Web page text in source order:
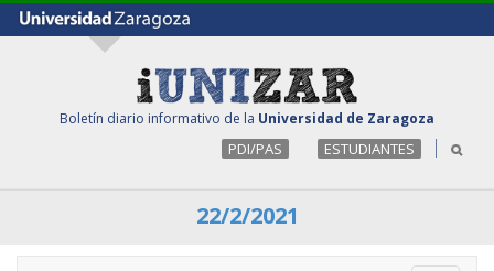
Boletín diario informativo de la Universidad de Zaragoza
PDI/PAS ESTUDIANTES
22/2/2021